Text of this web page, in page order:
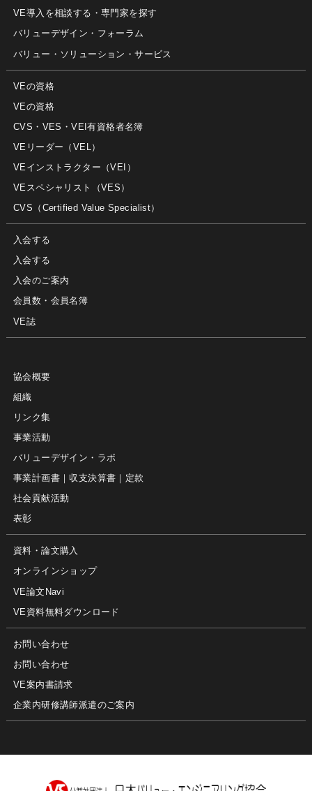
VE導入を相談する・専門家を探す
バリューデザイン・フォーラム
バリュー・ソリューション・サービス
VEの資格
VEの資格
CVS・VES・VEI有資格者名簿
VEリーダー（VEL）
VEインストラクター（VEI）
VEスペシャリスト（VES）
CVS（Certified Value Specialist）
入会する
入会する
入会のご案内
会員数・会員名簿
VE誌
協会概要
組織
リンク集
事業活動
バリューデザイン・ラボ
事業計画書｜収支決算書｜定款
社会貢献活動
表彰
資料・論文購入
オンラインショップ
VE論文Navi
VE資料無料ダウンロード
お問い合わせ
お問い合わせ
VE案内書請求
企業内研修講師派遣のご案内